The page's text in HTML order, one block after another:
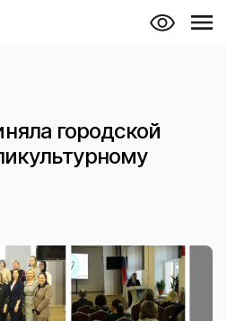
городской